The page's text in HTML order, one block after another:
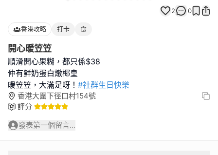
2 0
香港攻略 打卡 食
開心暖笠笠
順滑開心果糊，都只係$38
仲有鲜奶蛋白燉椰皇
暖笠笠，大滿足呀！ #社群生日快樂
香港大圍下徑口村154號
評分
發表第一個留言...